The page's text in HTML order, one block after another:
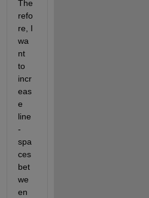
The
refo
re, I
wa
nt
to
incr
eas
e
line
-
spa
ces
bet
we
en